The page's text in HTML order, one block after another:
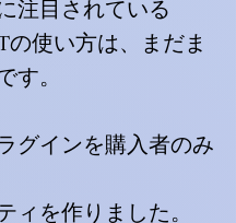
注目されている
の使い方は、まだま
。
グインを購入者のみ